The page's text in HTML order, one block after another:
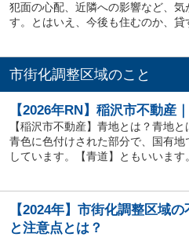
犯面の心配、近隣への影響など、
す。とはいえ、今後も住むのか、
市街化調整区域のこと
【2026年RN】稲沢市不動産
【稲沢市不動産】青地とは？青地
青色に色付けされた部分で、国有
しています。【青道】ともいいま
【2024年】市街化調整区域
と注意点とは？